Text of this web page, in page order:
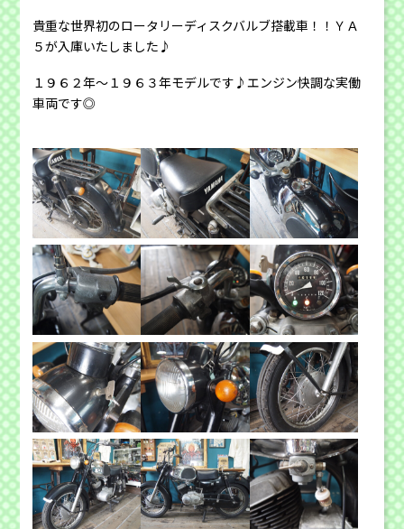
貴重な世界初のロータリーディスクバルブ搭載車！！ＹＡ
５が入庫いたしました♪
１９６２年〜１９６３年モデルです♪エンジン快調な実働
車両です◎